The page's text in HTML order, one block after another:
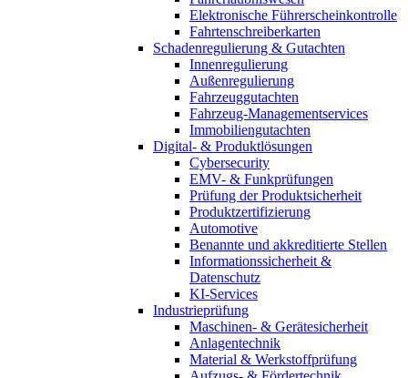
Elektronische Führerscheinkontrolle
Fahrtenschreiberkarten
Schadenregulierung & Gutachten
Innenregulierung
Außenregulierung
Fahrzeuggutachten
Fahrzeug-Managementservices
Immobiliengutachten
Digital- & Produktlösungen
Cybersecurity
EMV- & Funkprüfungen
Prüfung der Produktsicherheit
Produktzertifizierung
Automotive
Benannte und akkreditierte Stellen
Informationssicherheit &
Datenschutz
KI-Services
Industrieprüfung
Maschinen- & Gerätesicherheit
Anlagentechnik
Material & Werkstoffprüfung